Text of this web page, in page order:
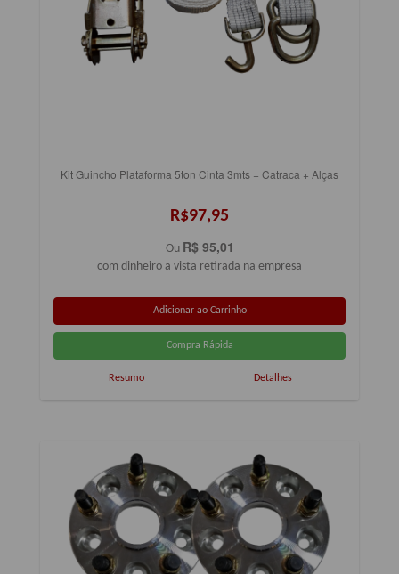
Kit Guincho Plataforma 5ton Cinta 3mts + Catraca + Alças
R$97,95
Ou R$ 95,01
com dinheiro a vista retirada na empresa
Resumo Detalhes